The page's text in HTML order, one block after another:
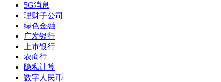
5G消息
理财子公司
绿色金融
广发银行
上市银行
农商行
隐私计算
数字人民币